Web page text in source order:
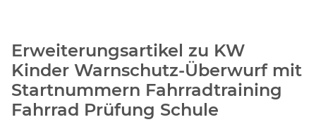
Erweiterungsartikel zu KW
Kinder Warnschutz-Überwurf mit
Startnummern Fahrradtraining
Fahrrad Prüfung Schule